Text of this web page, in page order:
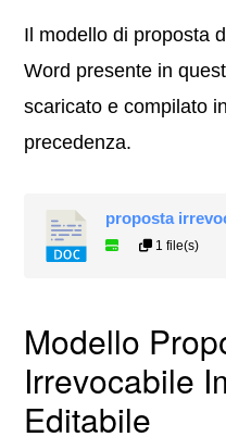
Il modello di proposta
Word presente in
scaricato e compilato
precedenza.
proposta
1 file(s)
Modello
Irrevocabile
Editabile